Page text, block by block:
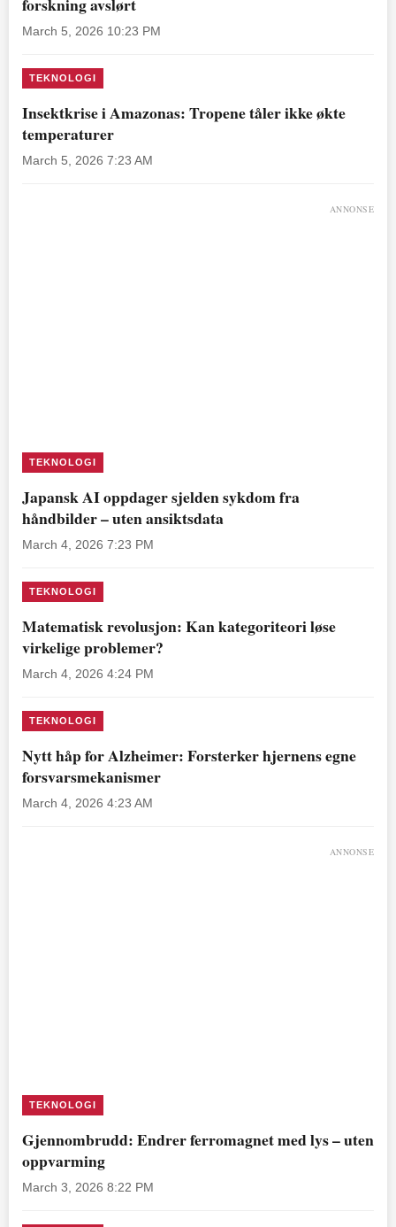
March 5, 2026 10:23 PM
TEKNOLOGI
Insektkrise i Amazonas: Tropene tåler ikke økte
temperaturer
March 5, 2026 7:23 AM
ANNONSE
TEKNOLOGI
Japansk AI oppdager sjelden sykdom fra
håndbilder – uten ansiktsdata
March 4, 2026 7:23 PM
TEKNOLOGI
Matematisk revolusjon: Kan kategoriteori løse
virkelige problemer?
March 4, 2026 4:24 PM
TEKNOLOGI
Nytt håp for Alzheimer: Forsterker hjernens egne
forsvarsmekanismer
March 4, 2026 4:23 AM
ANNONSE
TEKNOLOGI
Gjennombrudd: Endrer ferromagnet med lys – uten
oppvarming
March 3, 2026 8:22 PM